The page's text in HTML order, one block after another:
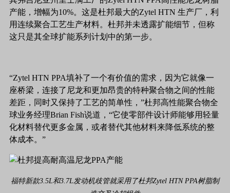
产能，增幅为10%。这是杜邦最大的Zytel HTN 生产厂，利
用连续聚合工艺生产材料。杜邦并未透露扩能细节，但称
这只是其全球扩能系列计划中的第一步。
“Zytel HTN PPA填补了一个有价值的需求，因为它就像一
座桥梁，连接了尼龙和更加昂贵的特种聚合物之间的性能
差距，同时又保持了工艺的简单性，”杜邦高性能聚合物全
球业务经理Brian Fish说道，“它使零部件设计师能够用轻量
化材料替代更多金属，或者替代其他材料来降低系统的整
体成本。”
福特新款3.5L和3.7L发动机歧管就采用了杜邦Zytel HTN PPA树脂制